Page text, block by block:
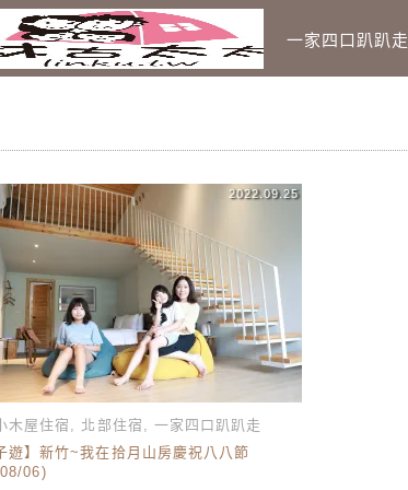
Main Menu
一家四口趴趴走
木屋住宿, 北部住宿 , 一家四口趴趴走
2022.09.25
遊】新竹~我在拾月山房慶祝八八節
06)